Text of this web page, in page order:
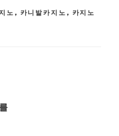
노 , 카니발카지노 , 카지노